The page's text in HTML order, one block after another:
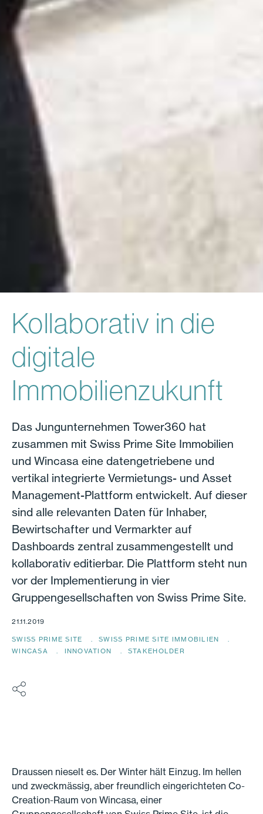
Kollaborativ in die
digitale
Immobilienzukunft
Das Jungunternehmen Tower360 hat
zusammen mit Swiss Prime Site Immobilien
und Wincasa eine datengetriebene und
vertikal integrierte Vermietungs- und Asset
Management-Plattform entwickelt. Auf dieser
sind alle relevanten Daten für Inhaber,
Bewirtschafter und Vermarkter auf
Dashboards zentral zusammengestellt und
kollaborativ editierbar. Die Plattform steht nun
vor der Implementierung in vier
Gruppengesellschaften von Swiss Prime Site.
21.11.2019
SWISS PRIME SITE
SWISS PRIME SITE IMMOBILIEN
WINCASA
INNOVATION STAKEHOLDER
Draussen nieselt es. Der Winter hält Einzug. Im hellen
und zweckmässig, aber freundlich eingerichteten Co-
Creation-Raum von Wincasa, einer